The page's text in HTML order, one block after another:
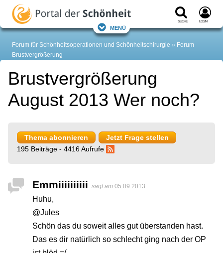
Suche Login
Menü
Forum für Schönheitsoperationen und Schönheitschirurgie
Forum
Brustvergrößerung
Brustvergrößerung
August 2013 Wer noch?
Thema abonnieren
Jetzt Frage stellen
195 Beiträge - 4416 Aufrufe
Emmiiiiiiiiii sagt am 05.09.2013
Huhu,
@Jules
Schön das du soweit alles gut überstanden hast.
Das es dir natürlich so schlecht ging nach der OP